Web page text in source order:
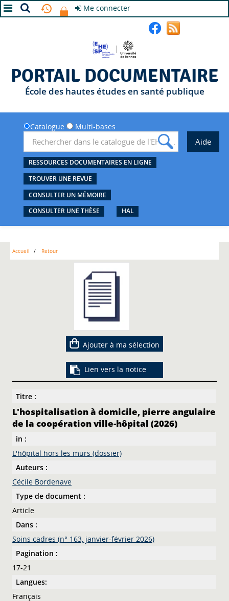
Me connecter
PORTAIL DOCUMENTAIRE
École des hautes études en santé publique
Catalogue Multi-bases
RESSOURCES DOCUMENTAIRES EN LIGNE
TROUVER UNE REVUE
CONSULTER UN MÉMOIRE
CONSULTER UNE THÈSE
HAL
Accueil Retour
Ajouter à ma sélection
Lien vers la notice
Titre :
L'hospitalisation à domicile, pierre angulaire
de la coopération ville-hôpital (2026)
in :
L'hôpital hors les murs (dossier)
Auteurs :
Cécile Bordenave
Type de document :
Article
Dans :
Soins cadres (n° 163, janvier-février 2026)
Pagination :
17-21
Langues:
Français